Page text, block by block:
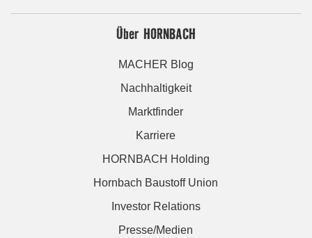
Über HORNBACH
MACHER Blog
Nachhaltigkeit
Marktfinder
Karriere
HORNBACH Holding
Hornbach Baustoff Union
Investor Relations
Presse/Medien